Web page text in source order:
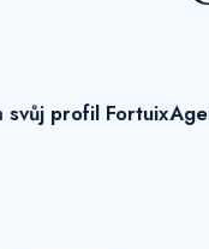
svůj profil